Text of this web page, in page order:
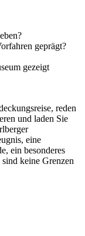
geprägt?
gezeigt
reden
und laden Sie
eine
ein besonderes
keine Grenzen